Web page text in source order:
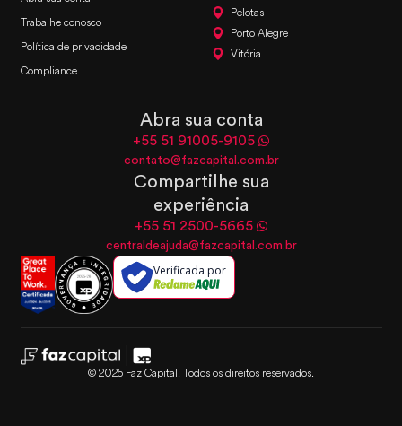
Trabalhe conosco
Política de privacidade
Compliance
Pelotas
Porto Alegre
Vitória
Abra sua conta
+55 51 91005-9105
contato@fazcapital.com.br
Compartilhe sua
experiência
+55 51 2500-5665
centraldeajuda@fazcapital.com.br
Verificada por
© 2025 Faz Capital. Todos os direitos reservados.